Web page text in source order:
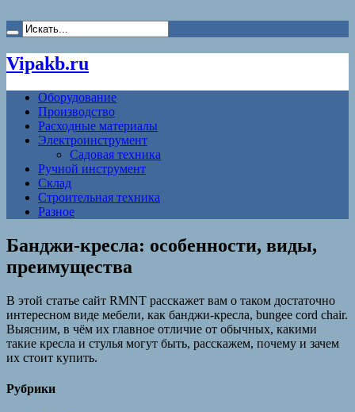
Vipakb.ru
Оборудование
Производство
Расходные материалы
Электроинструмент
Садовая техника
Ручной инструмент
Склад
Строительная техника
Разное
Банджи-кресла: особенности, виды,
преимущества
В этой статье сайт RMNT расскажет вам о таком достаточно
интересном виде мебели, как банджи-кресла, bungee cord chair.
Выясним, в чём их главное отличие от обычных, какими
такие кресла и стулья могут быть, расскажем, почему и зачем
их стоит купить.
Рубрики